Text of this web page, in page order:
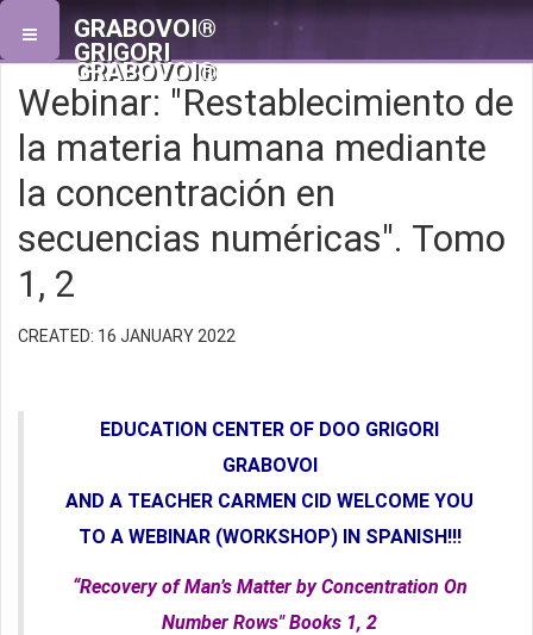
GRABOVOI®
GRIGORI
GRABOVOI®
Webinar: "Restablecimiento de
la materia humana mediante
la concentración en
secuencias numéricas". Tomo
1, 2
CREATED: 16 JANUARY 2022
EDUCATION CENTER OF DOO GRIGORI
GRABOVOI
AND A TEACHER CARMEN CID WELCOME YOU
TO A WEBINAR (WORKSHOP) IN SPANISH!!!
“Recovery of Man’s Matter by Concentration On
Number Rows" Books 1, 2